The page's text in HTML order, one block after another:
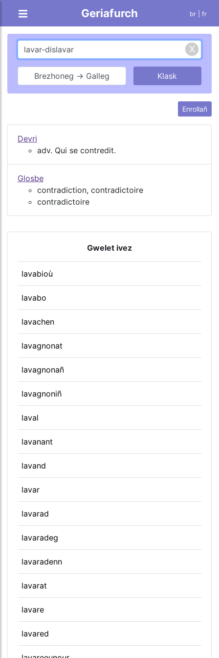
Geriafurch br | fr
Brezhoneg → Galleg
Enrollañ
Devri
adv. Qui se contredit.
Glosbe
contradiction, contradictoire
contradictoire
Gwelet ivez
lavabioù
lavabo
lavachen
lavagnonat
lavagnonañ
lavagnoniñ
laval
lavanant
lavand
lavar
lavarad
lavaradeg
lavaradenn
lavarat
lavare
lavared